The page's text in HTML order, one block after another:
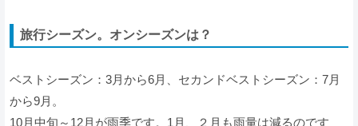
旅行シーズン。オンシーズンは？
ベストシーズン：3月から6月、セカンドベストシーズン：7月
から9月。
10月中旬～12月が雨季です。1月、２月も雨量は減るのです